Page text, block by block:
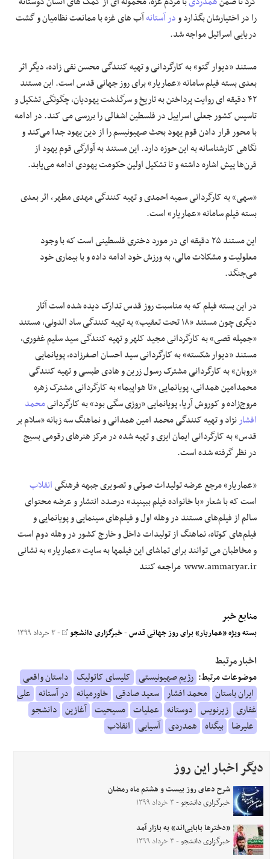
را در اختیارشان بگذارد ودر آستانهآب های غزه با ممانعت نظامیان و گشت
دریایی اسرائیل مواجه شد.
مستند «دیوار گتو» به کارگردانی و تهیه کنندگی محسن نقی زاده، دیگر اثر
بعدی بسته فیلم سامانه «عماریار» برای روز جهانی قدس است. این مستند
۴۲ دقیقه ای روایت پرداختن به تاریخ و سرگذشت یهودیان، چگونگی تشکیل و
تاسیس کشور جعلی اسراییل در فلسطین اشغالی را بررسی می کند. در ادامه
با محور قرار دادن قوم یهود بحث صهیونیسم را از دین یهود جدا می‌کند و
نگاهی کارشناسانه به این حوزه دارد. این مستند به آوارگی قوم یهود از
قرن‌ها پیش اشاره داشته و تا تشکیل اولین حکومت یهودی ادامه می‌یابد.
«سهی» به کارگردانی سمیه احمدی و تهیه کنندگی مهدی مطهر، اثر بعدی
بسته فیلم سامانه «عماریار» است.
این مستند ۲۵ دقیقه ای در مورد دختری فلسطینی است که با وجود
معلولیت و مشکلات مالی، به ورزش خود ادامه داده و با بیماری خود
می‌جنگد.
در این بسته فیلم که به مناسبت روز قدس تدارک دیده شده است آثار
دیگری چون مستند «۱۸ تحت تعقیب» به تهیه کنندگی ساد الدونی، مستند
«جمیله قصی» به کارگردانی مجید کلهر و تهیه کنندگی سید سلیم غفوری،
مستند «دیوار شکسته» به کارگردانی سید احسان اصغرزاده، پویانمایی
«روبان» به کارگردانی مشترک رسول زرین و هادی طبسی و تهیه کنندگی
محمدامین همدانی، پویانمایی «تا هواپیما» به کارگردانی مشترک زهره
مروج‌زاده و کوروش آریا، پویانمایی «روزی سگی بود» به کارگردانیمحمد
افشارنژاد و تهیه کنندگی محمد امین همدانی و نماهنگ سه زبانه «سلام بر
قدس» به کارگردانی ایمان ایزی و تهیه شده در مرکز هنرهای رقومی بسیج
در نظر گرفته شده است.
«عماریار» مرجع عرضه تولیدات صوتی و تصویری جبهه فرهنگیانقلاب
است که با شعار «با خانواده فیلم ببینید» درصدد انتشار و عرضه محتوای
سالم از فیلم‌های مستند در وهله اول و فیلم‌های سینمایی و پویانمایی و
فیلم‌های کوتاه، نماهنگ از تولیدات داخل و خارج کشور در وهله دوم است
و مخاطبان می توانند برای تماشای این فیلمها به سایت «عماریار» به نشانی
www.ammaryar.ir مراجعه کنند
منابع خبر
بسته ویژه «عماریار» برای روز جهانی قدس-خبرگزاری دانشجو - ۳ خرداد ۱۳۹۹
اخبار مرتبط
موضوعات مرتبط: رژیم صهیونیستی کلیسای کاتولیک داستان واقعی
ایران باستان محمد افشار سعید صادقی خاورمیانه در آستانه علی
غفاری زیرنویس دوستانه عملیات مسیحیت آغازین دانشجو
علیرضا بیگناه همدردی آسیایی انقلاب
دیگر اخبار این روز
شرح دعای روز بیست و هشتم ماه رمضان
خبرگزاری دانشجو- ۳ خرداد ۱۳۹۹
«دخترها بابایی‌اند» به بازار آمد
خبرگزاری دانشجو- ۳ خرداد ۱۳۹۹